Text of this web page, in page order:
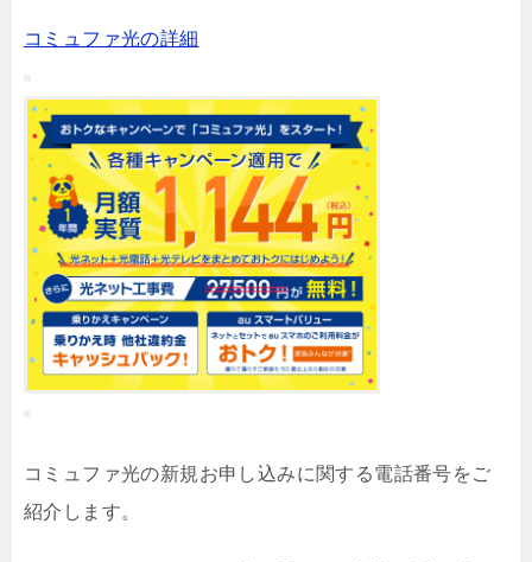
コミュファ光の詳細
コミュファ光の新規お申し込みに関する電話番号をご
紹介します。